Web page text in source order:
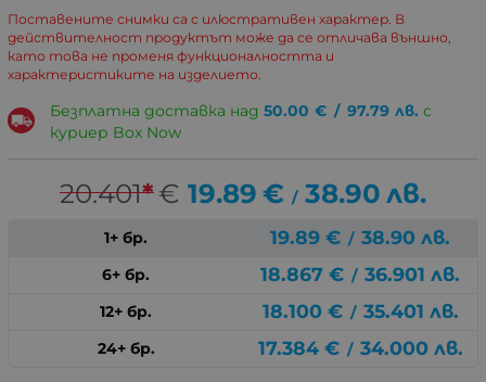
Поставените снимки са с илюстративен характер. В
действителност продуктът може да се отличава външно,
като това не променя функционалността и
характеристиките на изделието.
Безплатна доставка над 50.00 € / 97.79 лв. с
куриер Box Now
20.401*€ 19.89 € / 38.90 лв.
1+ бр. 19.89 € / 38.90 лв.
6+ бр. 18.867 € / 36.901 лв.
12+ бр. 18.100 € / 35.401 лв.
24+ бр. 17.384 € / 34.000 лв.